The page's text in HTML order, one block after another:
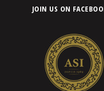
JOIN US ON